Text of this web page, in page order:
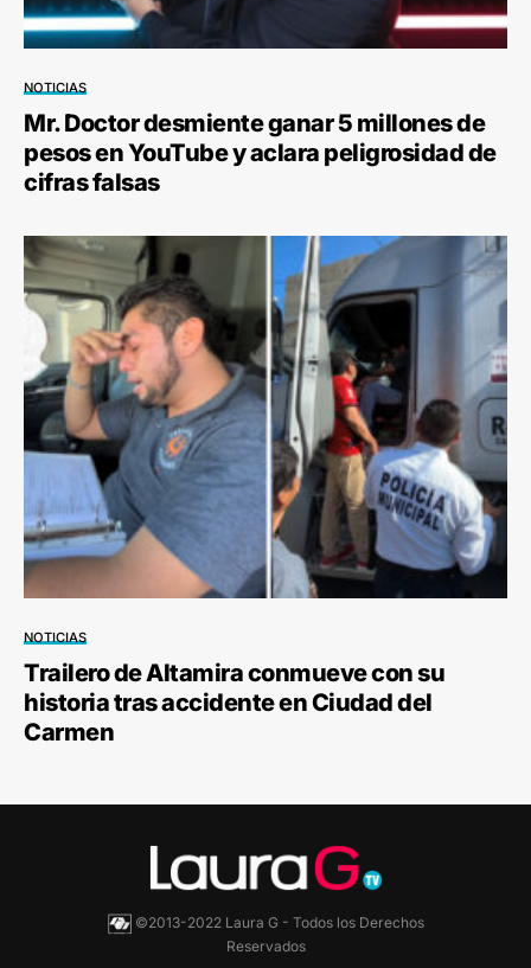
NOTICIAS
Mr. Doctor desmiente ganar 5 millones de
pesos en YouTube y aclara peligrosidad de
cifras falsas
NOTICIAS
Trailero de Altamira conmueve con su
historia tras accidente en Ciudad del
Carmen
©2013-2022 Laura G - Todos los Derechos
Reservados